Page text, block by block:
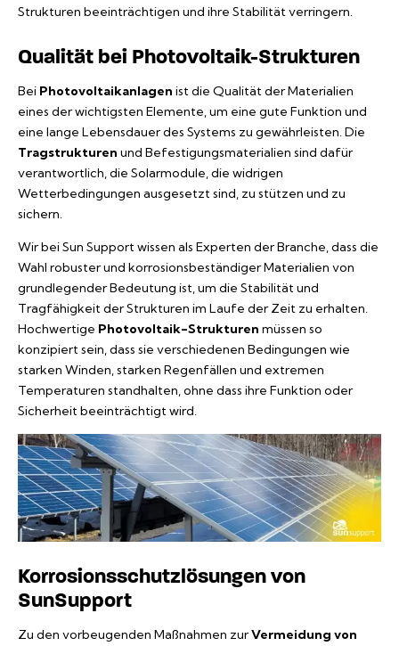
Strukturen beeinträchtigen und ihre Stabilität verringern.
Qualität bei Photovoltaik-Strukturen
Bei Photovoltaikanlagen ist die Qualität der Materialien
eines der wichtigsten Elemente, um eine gute Funktion und
eine lange Lebensdauer des Systems zu gewährleisten. Die
Tragstrukturen und Befestigungsmaterialien sind dafür
verantwortlich, die Solarmodule, die widrigen
Wetterbedingungen ausgesetzt sind, zu stützen und zu
sichern.
Wir bei Sun Support wissen als Experten der Branche, dass die
Wahl robuster und korrosionsbeständiger Materialien von
grundlegender Bedeutung ist, um die Stabilität und
Tragfähigkeit der Strukturen im Laufe der Zeit zu erhalten.
Hochwertige Photovoltaik-Strukturen müssen so
konzipiert sein, dass sie verschiedenen Bedingungen wie
starken Winden, starken Regenfällen und extremen
Temperaturen standhalten, ohne dass ihre Funktion oder
Sicherheit beeinträchtigt wird.
Korrosionsschutzlösungen von
SunSupport
Zu den vorbeugenden Maßnahmen zurVermeidung von